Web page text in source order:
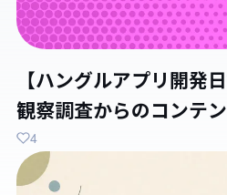
【ハングルアプリ開発
観察調査からのコンテ
4